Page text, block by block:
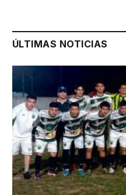
ÚLTIMAS NOTICIAS